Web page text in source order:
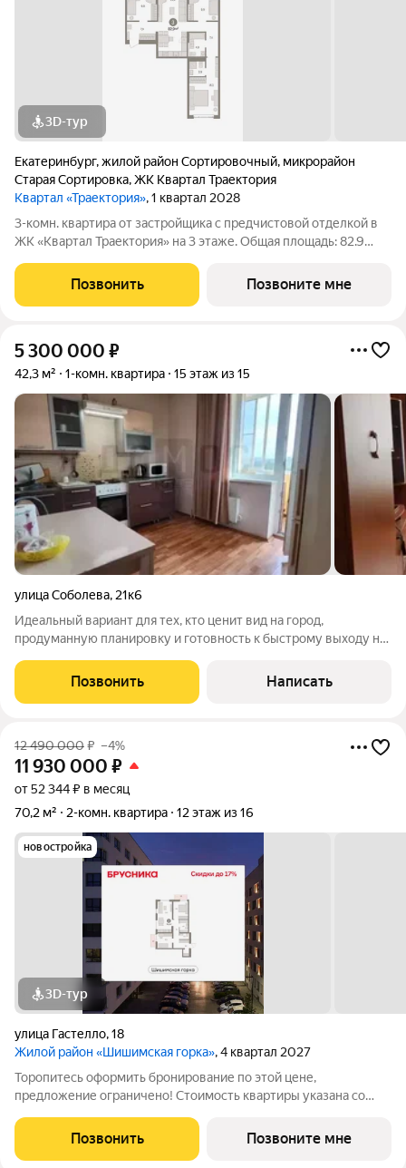
3D-тур
Екатеринбург,жилой район Сортировочный, микрорайон
Старая Сортировка,ЖК Квартал Траектория
Квартал «Траектория», 1 квартал 2028
3-комн. квартира от застройщика с предчистовой отделкой в
ЖК «Квартал Траектория» на 3 этаже. Общая площадь: 82.9
22.2 кв.м. Квартира - распашонка, без проходных комнат, окна
выходят на
Позвонить Позвоните мне
5 300 000 ₽
42,3 м² 1-комн. квартира 15 этаж из 15
улица Соболева, 21к6
Идеальный вариант для тех, кто ценит вид на город,
продуманную планировку и готовность к быстрому выходу на
15м этаже. Ключевые преимущества: - Уют и свет: большие
оконные проёмы, квартира
Позвонить Написать
12 490 000₽ –4%
11 930 000 ₽
от 52 344 ₽ в месяц
70,2 м²
2-комн. квартира 12 этаж из 16
новостройка
3D-тур
улица Гастелло,18
Жилой район «Шишимская горка», 4 квартал 2027
Торопитесь оформить бронирование по этой цене,
предложение ограничено! Стоимость квартиры указана со
вам все подробно расскажем. Просторная двухкомнатная
квартира с предчистовой отделкой в
Позвонить Позвоните мне